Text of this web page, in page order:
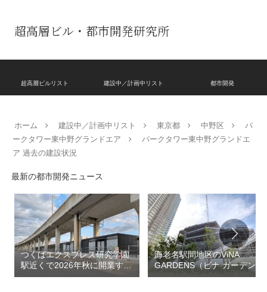
超高層ビル・都市開発研究所
超高層ビルリスト 建設中／計画中リスト 都市開発
ホーム 建設中／計画中リスト 東京都 中野区
パ
ークタワー東中野グランドエア
パークタワー東中野グランドエ
ア 過去の建設状況
最新の都市開発ニュース
つくばエクスプレス研究学園
駅近くで2026年秋に開業する
高架下商業施設「寿横
海老名駅間地区のViNA
GARDENS（ビナ ガーデン
ズ）で建設中の「（仮称）フ